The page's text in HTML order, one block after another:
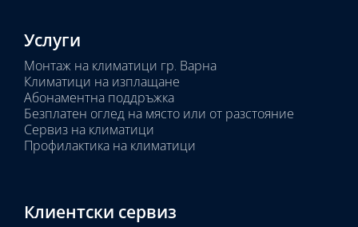
Услуги
Монтаж на климатици гр. Варна
Климатици на изплащане
Абонаментна поддръжка
Безплатен оглед на място или от разстояние
Сервиз на климатици
Профилактика на климатици
Клиентски сервиз